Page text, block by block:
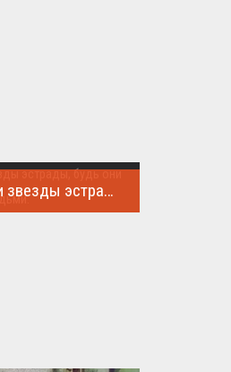
Как выглядели бы наши звезды эстрады, будь они простыми людьми.
ожидал никто!...